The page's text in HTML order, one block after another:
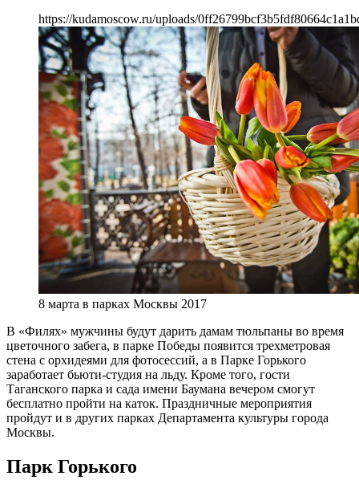
https://kudamoscow.ru/uploads/
8 марта в парках Москвы 2017
В «Филях» мужчины будут дарить дамам тюльпаны во время
цветочного забега, в парке Победы появится трехметровая
стена с орхидеями для фотосессий, а в Парке Горького
заработает бьюти-студия на льду. Кроме того, гости
Таганского парка и сада имени Баумана вечером смогут
бесплатно пройти на каток. Праздничные мероприятия
пройдут и в других парках Департамента культуры города
Москвы.
Парк Горького